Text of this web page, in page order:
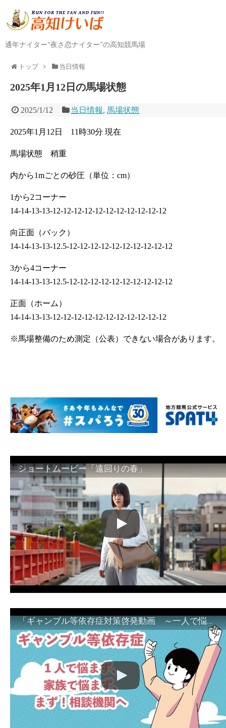
通年ナイター“夜さ恋ナイター”の高知競馬場
トップ 当日情報
2025年1月12日の馬場状態
2025/1/12 当日情報, 馬場状態
2025年1月12日 11時30分 現在
馬場状態 稍重
内から1mごとの砂圧（単位：cm）
1から2コーナー
14-14-13-13-12-12-12-12-12-12-12-12-12-12-12
向正面（バック）
14-14-13-13-12.5-12-12-12-12-12-12-12-12-12-12
3から4コーナー
14-14-13-13-12.5-12-12-12-12-12-12-12-12-12-12
正面（ホーム）
14-14-13-13-12-12-12-12-12-12-12-12-12-12-12
※馬場整備のため測定（公表）できない場合があります。
ショートムービー「遠回りの春」
「ギャンブル等依存症対策啓発動画 ～一人で悩まず、家族で悩まず、まず！相談機関へ～」